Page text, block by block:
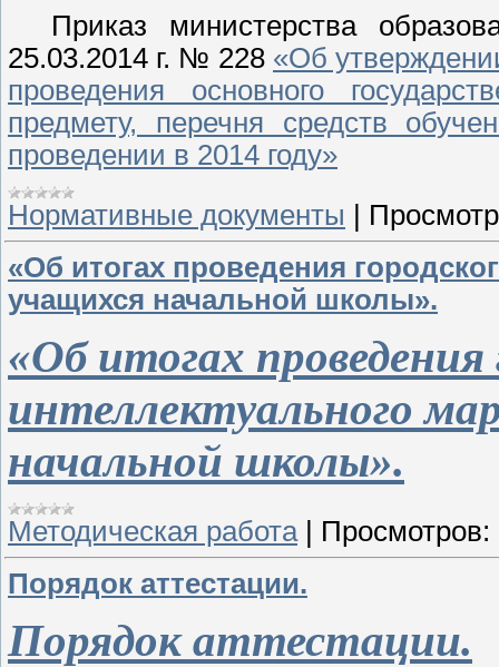
Приказ министерства
25.03.2014 г. № 228 «Об
проведения основного
предмету, перечня средств
проведении в 2014 году»
Нормативные документы
«Об итогах проведения
учащихся начальной школы».
«Об итогах проведения
интеллектуального
начальной школы».
Методическая работа| Просмотров:
Порядок аттестации.
Порядок аттестации.